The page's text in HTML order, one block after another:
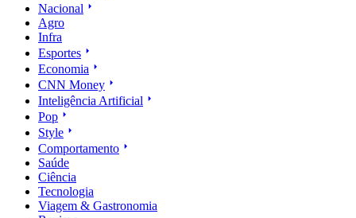
Nacional
Agro
Infra
Esportes
Economia
CNN Money
Inteligência Artificial
Pop
Style
Comportamento
Saúde
Ciência
Tecnologia
Viagem & Gastronomia